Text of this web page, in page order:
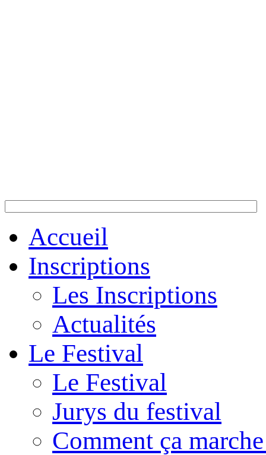
Accueil
Inscriptions
Les Inscriptions
Actualités
Le Festival
Le Festival
Jurys du festival
Comment ça